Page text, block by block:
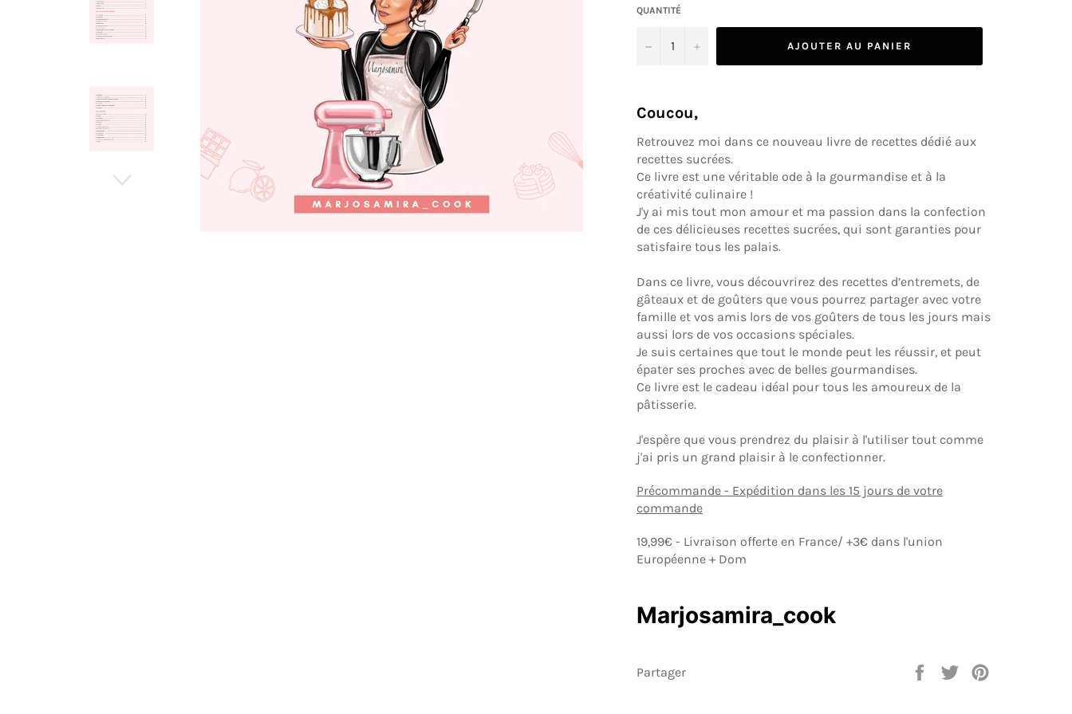
QUANTITÉ
− + AJOUTER AU PANIER
Coucou,
Retrouvez moi dans ce nouveau livre de recettes dédié aux
recettes sucrées.
Ce livre est une véritable ode à la gourmandise et à la
créativité culinaire !
J'y ai mis tout mon amour et ma passion dans la confection
de ces délicieuses recettes sucrées, qui sont garanties pour
satisfaire tous les palais.
Dans ce livre, vous découvrirez des recettes d’entremets, de
gâteaux et de goûters que vous pourrez partager avec votre
famille et vos amis lors de vos goûters de tous les jours mais
aussi lors de vos occasions spéciales.
Je suis certaines que tout le monde peut les réussir, et peut
épater ses proches avec de belles gourmandises.
Ce livre est le cadeau idéal pour tous les amoureux de la
pâtisserie.
J'espère que vous prendrez du plaisir à l'utiliser tout comme
j'ai pris un grand plaisir à le confectionner.
Précommande - Expédition dans les 15 jours de votre
commande
19,99€ - Livraison offerte en France/ +3€ dans l'union
Européenne + Dom
Marjosamira_cook
Partager
PartagerTweeter